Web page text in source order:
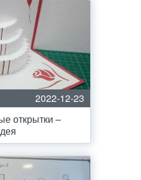
2022-12-23
открытки –